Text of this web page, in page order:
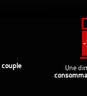
couple
Une